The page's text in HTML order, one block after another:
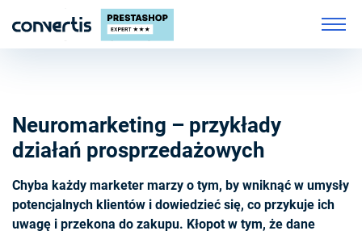
Neuromarketing – przykłady
działań prosprzedażowych
Chyba każdy marketer marzy o tym, by wniknąć w umysły
potencjalnych klientów i dowiedzieć się, co przykuje ich
uwagę i przekona do zakupu. Kłopot w tym, że dane